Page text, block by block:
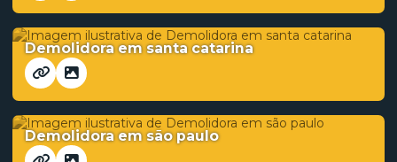
Demolidora em santa catarina
Demolidora em são paulo